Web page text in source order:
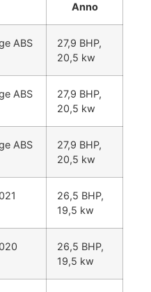
Anno
ABS
27,9 BHP,
20,5 kw
ABS
27,9 BHP,
20,5 kw
ABS
27,9 BHP,
20,5 kw
26,5 BHP,
19,5 kw
26,5 BHP,
19,5 kw